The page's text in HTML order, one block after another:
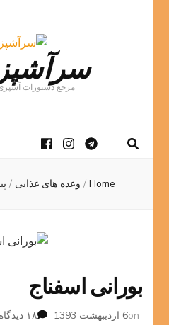
مرجع دستورات
Home
/ وعده های غذایی /
بورانی اسفناج
on6 اردیبهشت 1393 ۱۸ دیدگاه